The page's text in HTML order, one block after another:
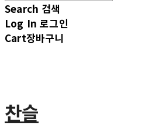
Search 검색
Log In 로그인
Cart장바구니
찬슬